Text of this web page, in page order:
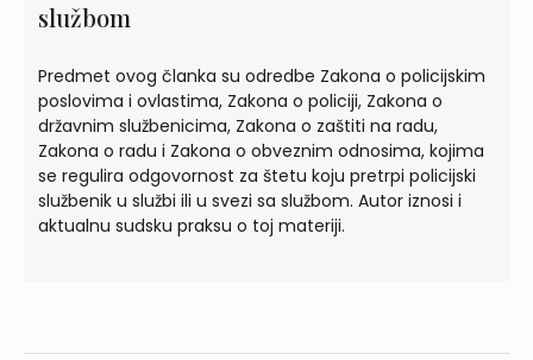
službom
Predmet ovog članka su odredbe Zakona o policijskim
poslovima i ovlastima, Zakona o policiji, Zakona o
državnim službenicima, Zakona o zaštiti na radu,
Zakona o radu i Zakona o obveznim odnosima, kojima
se regulira odgovornost za štetu koju pretrpi policijski
službenik u službi ili u svezi sa službom. Autor iznosi i
aktualnu sudsku praksu o toj materiji.